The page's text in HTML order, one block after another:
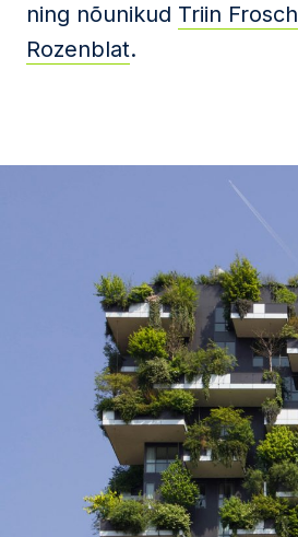
ning nõunikud Triin Frosch
Rozenblat.